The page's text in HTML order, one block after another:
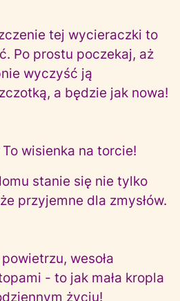
tej wycieraczki to
Po prostu poczekaj, aż
wyczyść ją
a będzie jak nowa!
wisienka na torcie!
stanie się nie tylko
przyjemne dla zmysłów.
wesoła
- to jak mała kropla
życiu!